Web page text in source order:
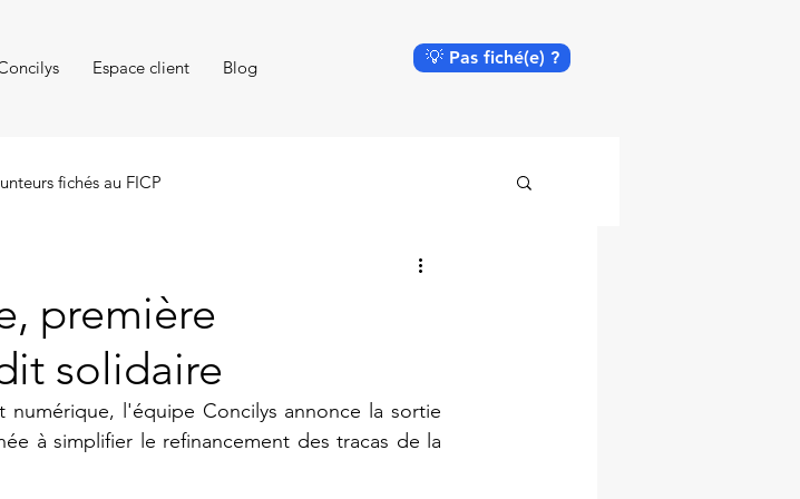
Espace client Blog 💡 Pas fiché(e) ?
fichés au FICP
première
solidaire
l'équipe Concilys annonce la sortie
à simplifier le refinancement des tracas de la